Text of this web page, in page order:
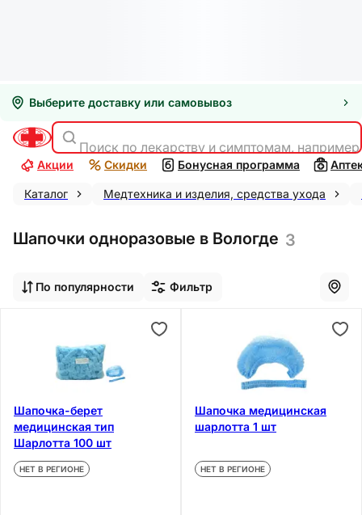
Выберите доставку или самовывоз
Поиск по лекарству и симптомам,
Акции Скидки Бонусная программа
Каталог Медтехника и изделия, средства ухода
Шапочки одноразовые в Вологде 3
По популярности Фильтр
Шапочка-берет
медицинская тип
Шарлотта 100 шт
НЕТ В РЕГИОНЕ
Шапочка медицинская
шарлотта 1 шт
НЕТ В РЕГИОНЕ